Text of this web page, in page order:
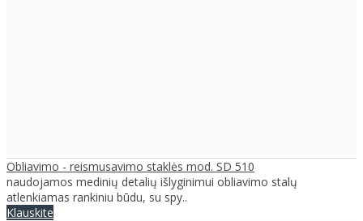
Obliavimo - reismusavimo staklės mod. SD 510
naudojamos medinių detalių išlyginimui obliavimo stalų
atlenkiamas rankiniu būdu, su spy..
Klauskite